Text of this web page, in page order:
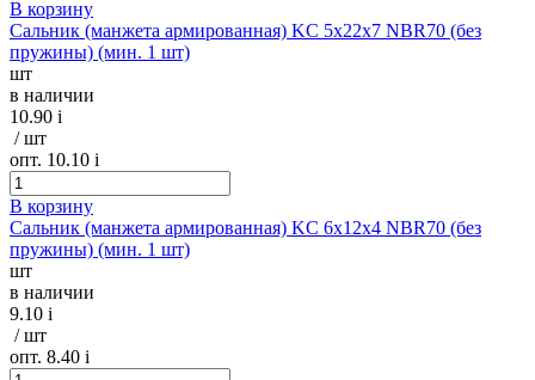
В корзину
Сальник (манжета армированная) KC 5х22х7 NBR70 (без
пружины) (мин. 1 шт)
шт
в наличии
10.90 i
/ шт
опт. 10.10 i
В корзину
Сальник (манжета армированная) KC 6х12х4 NBR70 (без
пружины) (мин. 1 шт)
шт
в наличии
9.10 i
/ шт
опт. 8.40 i